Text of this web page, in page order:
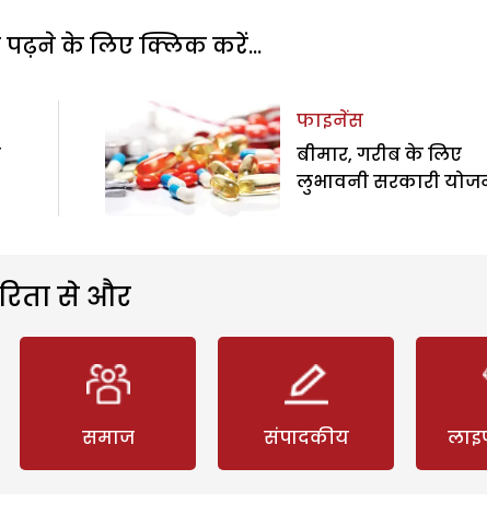
पढ़ने के लिए क्लिक करें...
फाइनेंस
बीमार, गरीब के लिए
लुभावनी सरकारी
से और
समाज संपादकीय